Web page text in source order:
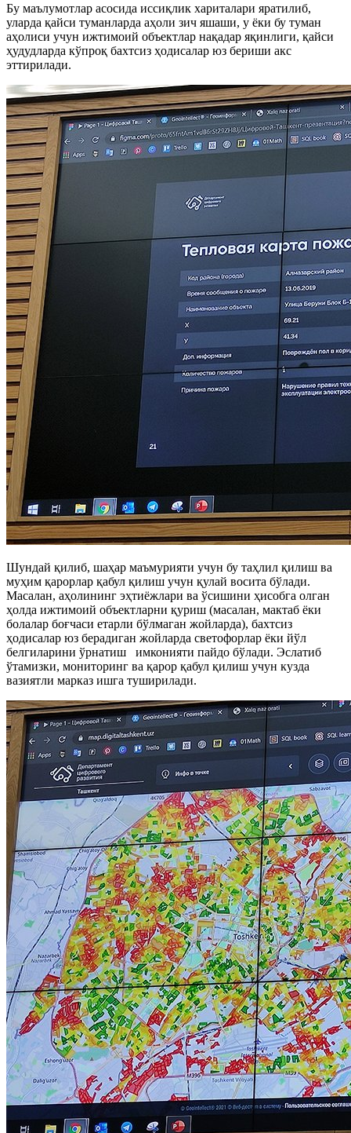
Бу маълумотлар асосида иссиқлик хариталари яратилиб,
уларда қайси туманларда аҳоли зич яшаши, у ёки бу туман
аҳолиси учун ижтимоий объектлар нақадар яқинлиги, қайси
ҳудудларда кўпроқ бахтсиз ҳодисалар юз бериши акс
эттирилади.
Шундай қилиб, шаҳар маъмурияти учун бу таҳлил қилиш ва
муҳим қарорлар қабул қилиш учун қулай восита бўлади.
Масалан, аҳолининг эҳтиёжлари ва ўсишини ҳисобга олган
ҳолда ижтимоий объектларни қуриш (масалан, мактаб ёки
болалар боғчаси етарли бўлмаган жойларда), бахтсиз
ҳодисалар юз берадиган жойларда светофорлар ёки йўл
белгиларини ўрнатиш имконияти пайдо бўлади. Эслатиб
ўтамизки, мониторинг ва қарор қабул қилиш учун кузда
вазиятли марказ ишга туширилади.